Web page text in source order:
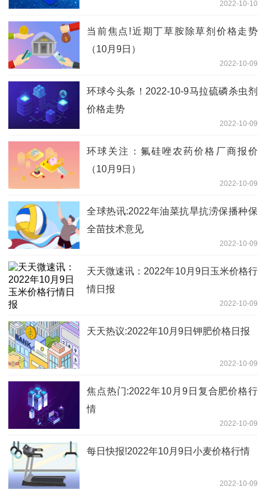
2022-10-10
当前焦点!近期丁草胺除草剂价格走势
（10月9日）
2022-10-09
环球今头条！2022-10-9马拉硫磷杀虫剂
价格走势
2022-10-09
环球关注：氟硅唑农药价格厂商报价
（10月9日）
2022-10-09
全球热讯:2022年油菜抗旱抗涝保播种保
全苗技术意见
2022-10-09
天天微速讯：2022年10月9日玉米价格行
情日报
2022-10-09
天天热议:2022年10月9日钾肥价格日报
2022-10-09
焦点热门:2022年10月9日复合肥价格行
情
2022-10-09
每日快报!2022年10月9日小麦价格行情
2022-10-09